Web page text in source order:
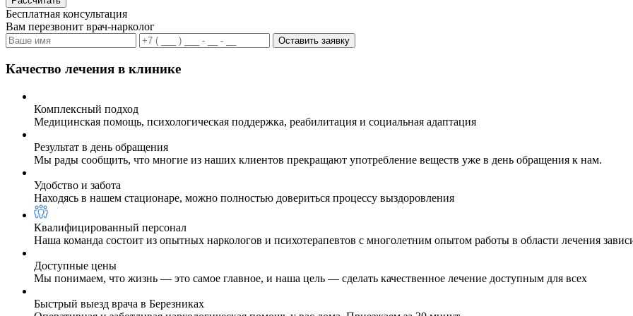
Бесплатная консультация
Вам перезвонит врач-нарколог
Оставить заявку
Качество лечения в клинике
Комплексный подход
Медицинская помощь, психологическая поддержка, реабилитация и социальная адаптация
Результат в день обращения
Мы рады сообщить, что многие из наших клиентов прекращают употребление веществ уже в день обращения к нам.
Удобство и забота
Находясь в нашем стационаре, можно полностью довериться процессу выздоровления
Квалифицированный персонал
Наша команда состоит из опытных наркологов и психотерапевтов с многолетним опытом работы в области лечения
Доступные цены
Мы понимаем, что жизнь — это самое главное, и наша цель — сделать качественное лечение доступным для всех
Быстрый выезд врача в Березниках